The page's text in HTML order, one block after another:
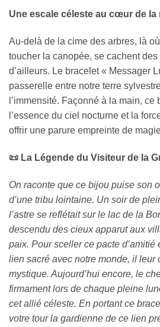
Une escale céleste au cœur de la
Au-delà de la cime des arbres, là
toucher la canopée, se cachent
d’ailleurs. Le bracelet « Messager
passerelle entre notre terre
l’immensité. Façonné à la main,
l’essence du ciel nocturne et la
offrir une parure empreinte de
📜 La Légende du Visiteur de la
On raconte que ce bijou puise son
d’une tribu lointaine. Un soir de
l’astre se reflétait sur le lac de la
descendu des cieux apparut aux
paix. Pour sceller ce pacte d’amitié
lien sacré avec notre monde, il leur
mystique. Aujourd’hui encore, le
firmament lors de chaque pleine
cet allié céleste. En portant ce
votre tour la gardienne de ce lien